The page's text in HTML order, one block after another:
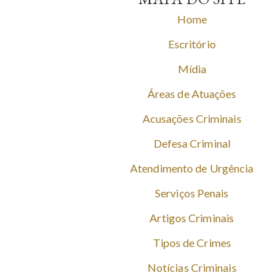
Home
Escritório
Mídia
Áreas de Atuações
Acusações Criminais
Defesa Criminal
Atendimento de Urgência
Serviços Penais
Artigos Criminais
Tipos de Crimes
Notícias Criminais